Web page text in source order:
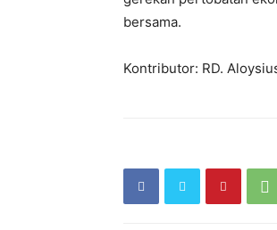
bersama.
Kontributor: RD.